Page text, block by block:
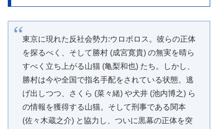
東京に現れた反社会勢力:ウロボロス。彼らの正体
を探るべく、そして勝村 (成宮寛貴) の無実を晴ら
すべく立ち上がる山猫 (亀梨和也) たち。しかし、
勝村は今や全国で指名手配をされている状態。逃
げ出しつつ、さくら (菜々緒) や犬井 (池内博之) ら
の情報を獲得する山猫。そして刑事である関本
(佐々木蔵之介) と協力し、ついに黒幕の正体を突